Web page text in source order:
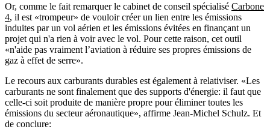
Or, comme le fait remarquer le cabinet de conseil spécialisé Carbone
4, il est «trompeur» de vouloir créer un lien entre les émissions
induites par un vol aérien et les émissions évitées en finançant un
projet qui n'a rien à voir avec le vol. Pour cette raison, cet outil
«n'aide pas vraiment l’aviation à réduire ses propres émissions de
gaz à effet de serre».
Le recours aux carburants durables est également à relativiser. «Les
carburants ne sont finalement que des supports d'énergie: il faut que
celle-ci soit produite de manière propre pour éliminer toutes les
émissions du secteur aéronautique», affirme Jean-Michel Schulz. Et
de conclure: